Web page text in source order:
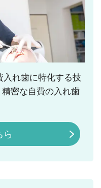
れ歯に特化する技
密な自費の入れ歯
ら